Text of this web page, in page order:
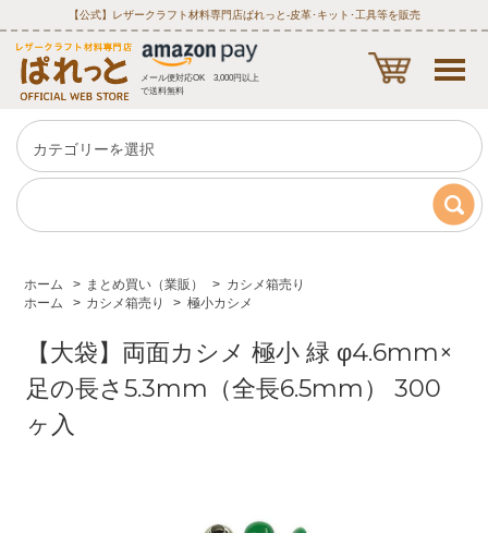
【公式】レザークラフト材料専門店ぱれっと‐皮革･キット･工具等を販売
メール便対応OK 3,000円以上
で送料無料
ホーム > まとめ買い（業販） > カシメ箱売り
ホーム
> カシメ箱売り > 極小カシメ
【大袋】両面カシメ 極小 緑 φ4.6mm×
足の長さ5.3mm（全長6.5mm） 300
ヶ入